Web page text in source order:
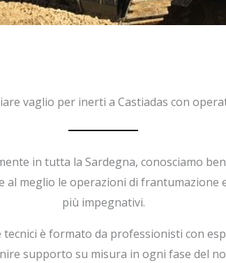
vaglio per inerti a Castiadas con
in tutta la Sardegna, conosciamo
al meglio le operazioni di frantumazione
più impegnativi.
è formato da professionisti con
supporto su misura in ogni fase del